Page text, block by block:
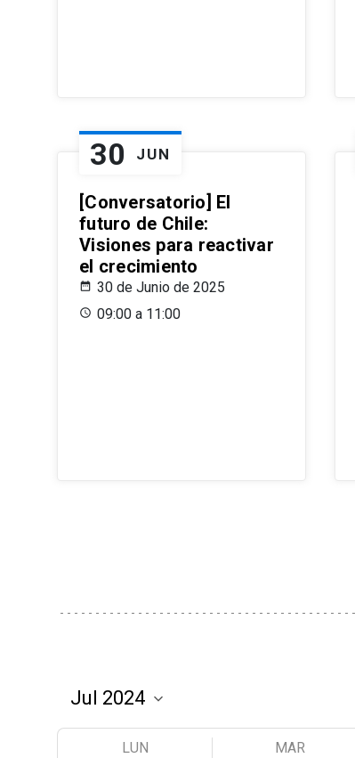
30 JUN
[Conversatorio] El
futuro de Chile:
Visiones para reactivar
el crecimiento
30 de Junio de 2025
09:00 a 11:00
LUN MAR